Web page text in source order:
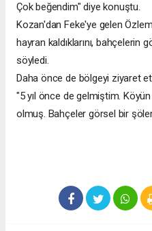
Çok beğendim" diye konuştu.
Kozan'dan Feke'ye gelen
hayran kaldıklarını, bahçelerin
söyledi.
Daha önce de bölgeyi ziyaret
"5 yıl önce de gelmiştim.
olmuş. Bahçeler görsel bir